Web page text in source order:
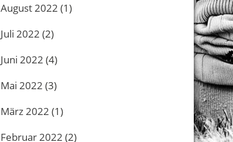
August 2022 (1)
Juli 2022 (2)
Juni 2022 (4)
Mai 2022 (3)
März 2022 (1)
Februar 2022 (2)